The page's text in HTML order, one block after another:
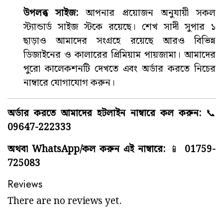
উপলব্ধ সাইজ: আপনার প্রয়োজন অনুযায়ী সকল
স্ট্যান্ডার্ড সাইজ স্টকে রয়েছে। শেখ সাদী সুপার ১
ছাড়াও আমাদের সংগ্রহে রয়েছে আরও বিভিন্ন
ডিজাইনের ও কালারের প্রিমিয়াম পায়জামা। আমাদের
পুরো কালেকশনটি দেখতে এবং অর্ডার করতে নিচের
নাম্বারে যোগাযোগ করুন।
অর্ডার করতে আমাদের হটলাইন নাম্বারে কল করুন:📞
09647-222333
অথবা WhatsApp/কল করুন এই নাম্বারে: 📱 01759-
725083
Reviews
There are no reviews yet.